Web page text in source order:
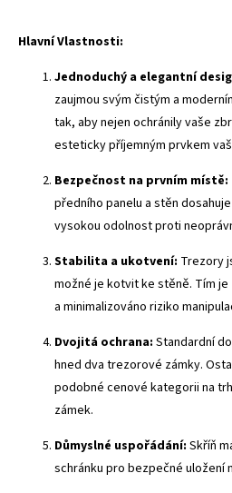
Hlavní Vlastnosti:
Jednoduchý a elegantní
zaujmou svým čistým a
tak, aby nejen ochránily vaše
esteticky příjemným prvkem
Bezpečnost na prvním místě:
předního panelu a stěn
vysokou odolnost proti
Stabilita a ukotvení: Trezory
možné je kotvit ke stěně. Tím je
a minimalizováno riziko
Dvojitá ochrana: Standardní
hned dva trezorové zámky.
podobné cenové kategorii na
zámek.
Důmyslné uspořádání: Skříň
schránku pro bezpečné uložení